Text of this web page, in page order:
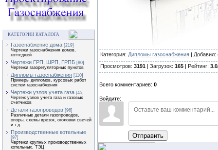
КАТЕГОРИИ КАТАЛОГА
Газоснабжение дома [219]
Чертежи газоснабжения домов,
коттеджей
Чертежи ГРП, ШРП, ГРПБ [80]
Чертежи газорегуляторных пунктов
Дипломы газоснабжения [110]
Примеры дипломов, курсовых работ
систем газоснабжения
Чертежи узлов учета газа [45]
Чертеж узлов учета газа и газовых
счетчиков
Детали газопроводов [96]
Различные детали газопроводов,
опоры, схемы врезок, оголовки свечей
и т.д.
Производственные котельные
[97]
Чертежи крупных производственных
котельных, ТЭЦ
Категория: Дипломы газоснабжения | Добавил:
Просмотров: 3191 | Загрузок: 165 | Рейтинг: 3.0
Всего комментариев: 0
Войдите:
Отправить